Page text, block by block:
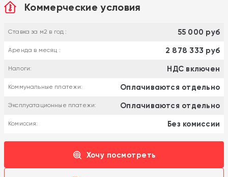
Коммерческие условия
Ставка за м2 в год : 55 000 руб
Аренда в месяц : 2 878 333 руб
Налоги: НДС включен
Коммунальные платежи: Оплачиваются отдельно
Эксплуатационные платежи: Оплачиваются отдельно
Комиссия: Без комиссии
Хочу посмотреть